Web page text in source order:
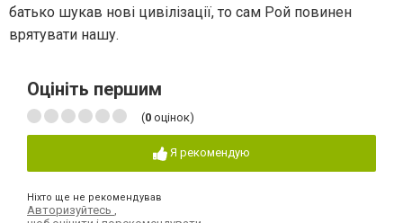
батько шукав нові цивілізації, то сам Рой повинен
врятувати нашу.
Оцініть першим
(0 оцінок)
Я рекомендую
Ніхто ще не рекомендував
Авторизуйтесь